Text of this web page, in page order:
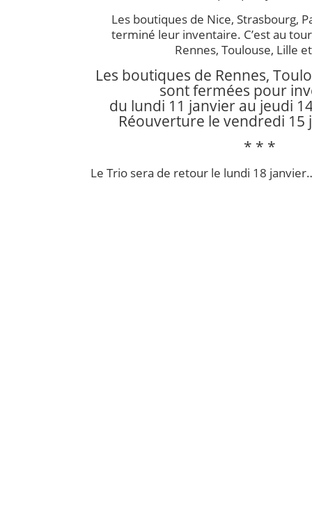
Les boutiques de Nice, Strasbourg,
terminé leur inventaire. C’est au
Rennes, Toulouse, Lille
Les boutiques de Rennes,
sont fermées pour
du lundi 11 janvier au jeudi
Réouverture le vendredi 15
* * *
Le Trio sera de retour le lundi 18